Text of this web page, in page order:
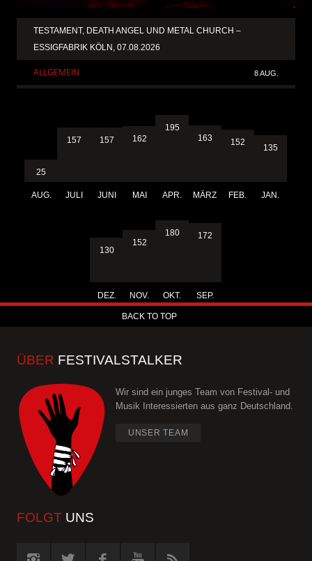
TESTAMENT, DEATH ANGEL UND METAL CHURCH –
ESSIGFABRIK KÖLN, 07.08.2026
ALLGEMEIN 8 AUG.
25
AUG.
157
JULI
157
JUNI
162
MAI
195
APR.
163
MÄRZ
152
FEB.
135
JAN.
130
DEZ.
152
NOV.
180
OKT.
172
SEP.
BACK TO TOP
ÜBER FESTIVALSTALKER
Wir sind ein junges Team von Festival- und
Musik Interessierten aus ganz Deutschland.
UNSER TEAM
FOLGT UNS